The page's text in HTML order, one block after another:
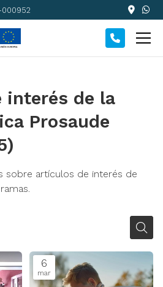
000952
interés de la
Prosaude
sobre artículos de interés de
6
mar